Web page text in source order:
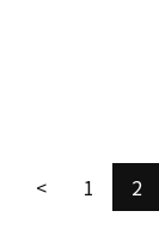
< 1 2